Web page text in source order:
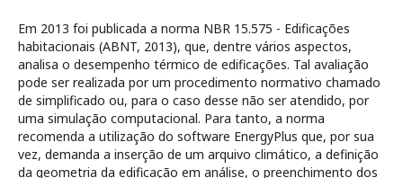
Em 2013 foi publicada a norma NBR 15.575 - Edificações
habitacionais (ABNT, 2013), que, dentre vários aspectos,
analisa o desempenho térmico de edificações. Tal avaliação
pode ser realizada por um procedimento normativo chamado
de simplificado ou, para o caso desse não ser atendido, por
uma simulação computacional. Para tanto, a norma
recomenda a utilização do software EnergyPlus que, por sua
vez, demanda a inserção de um arquivo climático, a definição
da geometria da edificação em análise, o preenchimento dos